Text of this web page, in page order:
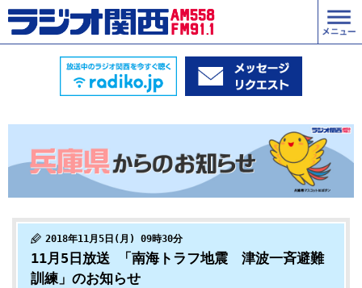
2018年11月5日(月) 09時30分
11月5日放送 「南海トラフ地震 津波一斉避難
訓練」のお知らせ